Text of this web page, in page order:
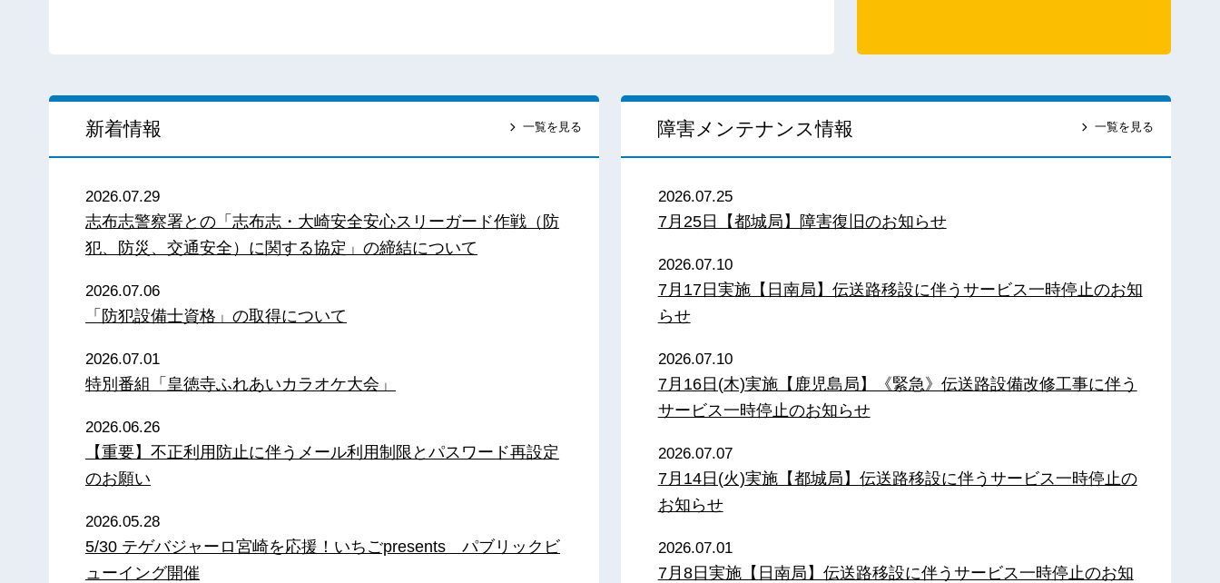
新着情報 一覧を見る
2026.07.29
志布志警察署との「志布志・大崎安全安心スリーガード作戦（防
犯、防災、交通安全）に関する協定」の締結について
2026.07.06
「防犯設備士資格」の取得について
2026.07.01
特別番組「皇徳寺ふれあいカラオケ大会」
2026.06.26
【重要】不正利用防止に伴うメール利用制限とパスワード再設定
のお願い
2026.05.28
5/30 テゲバジャーロ宮崎を応援！いちごpresents パブリックビ
ューイング開催
障害メンテナンス情報 一覧を見る
2026.07.25
7月25日【都城局】障害復旧のお知らせ
2026.07.10
7月17日実施【日南局】伝送路移設に伴うサービス一時停止のお知
らせ
2026.07.10
7月16日(木)実施【鹿児島局】《緊急》伝送路設備改修工事に伴う
サービス一時停止のお知らせ
2026.07.07
7月14日(火)実施【都城局】伝送路移設に伴うサービス一時停止の
お知らせ
2026.07.01
7月8日実施【日南局】伝送路移設に伴うサービス一時停止のお知